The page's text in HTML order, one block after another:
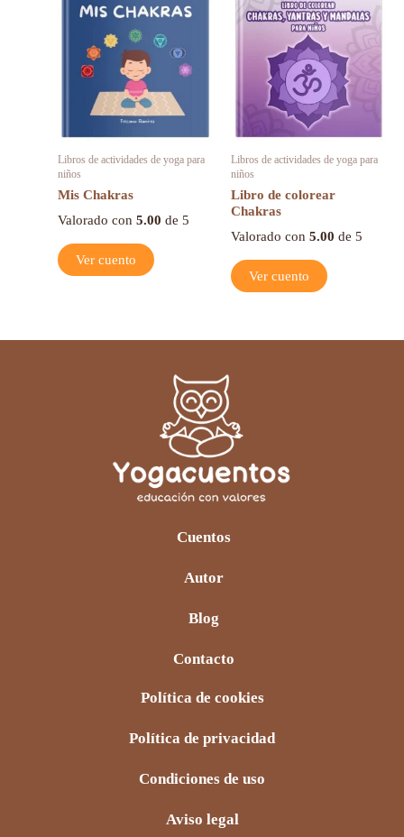
Libros de actividades de yoga para
niños
Mis Chakras
Valorado con 5.00 de 5
Ver cuento
Libros de actividades de yoga para
niños
Libro de colorear
Chakras
Valorado con 5.00 de 5
Ver cuento
Cuentos
Autor
Blog
Contacto
Política de cookies
Política de privacidad
Condiciones de uso
Aviso legal